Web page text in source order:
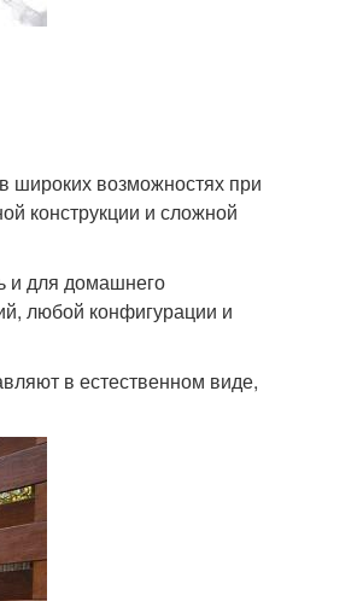
широких возможностях при
конструкции и сложной
и для домашнего
любой конфигурации и
в естественном виде,